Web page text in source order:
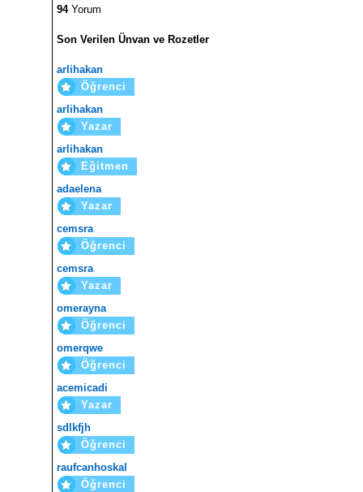
94Yorum
Son Verilen Ünvan ve Rozetler
arlihakan
Öğrenci
arlihakan
Yazar
arlihakan
Eğitmen
adaelena
Yazar
cemsra
Öğrenci
cemsra
Yazar
omerayna
Öğrenci
omerqwe
Öğrenci
acemicadi
Yazar
sdlkfjh
Öğrenci
raufcanhoskal
Öğrenci